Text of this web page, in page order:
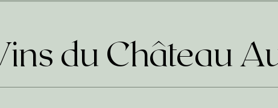
du Château